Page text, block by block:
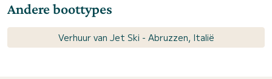
Andere boottypes
Verhuur van Jet Ski - Abruzzen, Italië